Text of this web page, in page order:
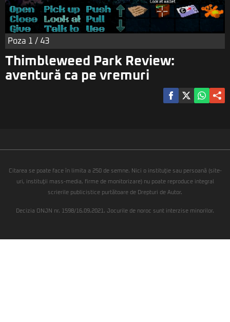
Poza 1 / 43
Thimbleweed Park Review:
aventură ca pe vremuri
Citarea se poate face în limita a 250 de semne. Nici o instituţie sau persoană (site-
uri, instituţii mass-media, firme de monitorizare) nu poate reproduce integral
scrierile publicistice purtătoare de Drepturi de Autor.
Decizia ONJN nr. 1598/16.09.2021. Jocurile de noroc sunt interzise minorilor.